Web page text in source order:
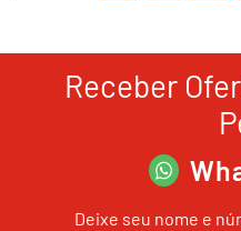
Receber
Deixe seu nome e